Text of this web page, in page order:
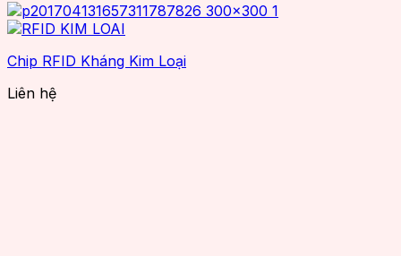
Chip RFID Kháng Kim Loại
Liên hệ